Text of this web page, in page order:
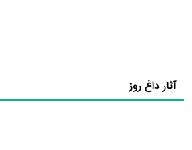
آثار داغ روز